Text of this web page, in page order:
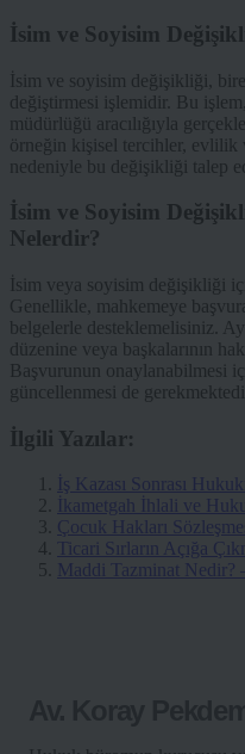
İsim ve Soyisim
İsim ve soyisim değişikliği,
değiştirmesi işlemidir. Bu
müdürlüğü aracılığıyla
örneğin kişisel tercihler, evlilik
nedeniyle bu değişikliği talep
İsim ve Soyisim
Nelerdir?
İsim veya soyisim değişikliği
Genellikle, mahkemeye
belgelerle desteklemelisiniz.
düzenine veya başkalarının
Başvurunun onaylanabilmesi
güncellenmesi de gerekmektedir.
İlgili Yazılar:
İş Kazası Sonrası
İkametgah İhlali ve
Çocuk Hakları
Ticari Sırların Açığa
Maddi Tazminat Nedir?